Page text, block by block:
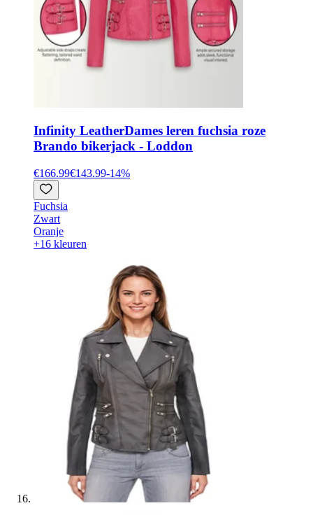
Infinity LeatherDames leren fuchsia roze
Brando bikerjack - Loddon
€166.99€143.99-14%
Fuchsia
Zwart
Oranje
+16 kleuren